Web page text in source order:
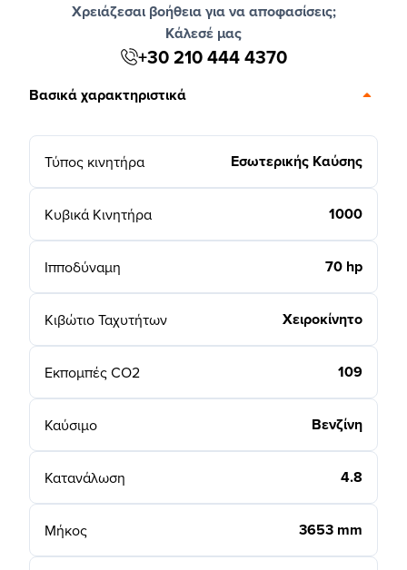
Χρειάζεσαι βοήθεια για να αποφασίσεις;
Κάλεσέ μας
+30 210 444 4370
Βασικά χαρακτηριστικά
Τύπος κινητήρα Εσωτερικής Καύσης
Κυβικά Κινητήρα 1000
Ιπποδύναμη 70 hp
Κιβώτιο Ταχυτήτων Χειροκίνητο
Εκπομπές CO2 109
Καύσιμο Βενζίνη
Κατανάλωση 4.8
Μήκος 3653 mm